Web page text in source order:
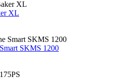
XL
SKMS 1200